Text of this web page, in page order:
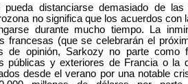
distanciarse demasiado de
no significa que los acuerdos con
durante mucho tiempo. La
francesas (que se celebrarán el
de opinión, Sarkozy no parte como
públicas y exteriores de Francia o la
desde el verano por una notable